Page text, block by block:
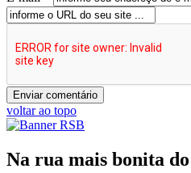
voltar ao topo
Na rua mais bonita